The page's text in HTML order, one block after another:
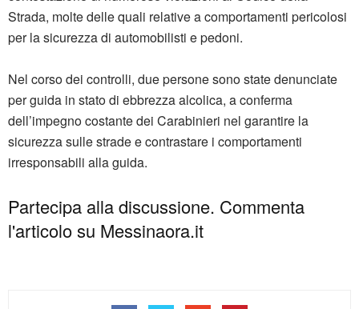
Strada, molte delle quali relative a comportamenti pericolosi
per la sicurezza di automobilisti e pedoni.
Nel corso dei controlli, due persone sono state denunciate
per guida in stato di ebbrezza alcolica, a conferma
dell’impegno costante dei Carabinieri nel garantire la
sicurezza sulle strade e contrastare i comportamenti
irresponsabili alla guida.
Partecipa alla discussione. Commenta
l'articolo su Messinaora.it